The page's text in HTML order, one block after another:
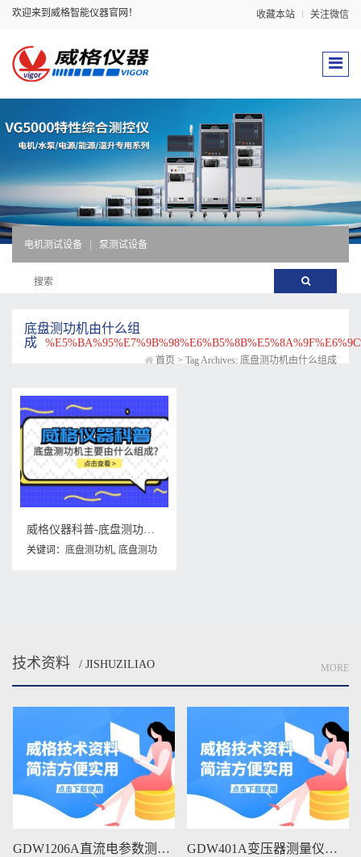
欢迎来到威格智能仪器官网！ 收藏本站 关注微信
电机测试设备 泵测试设备
底盘测功机由什么组
成
首页 > Tag Archives: 底盘测功机由什么组成
威格仪器科普-底盘测功机主要由什么组成？
关键词： 底盘测功机, 底盘测功
技术资料 / JISHUZILIAO MORE
GDW1206A直流电参数测量仪维修手册下载 GDW401A变压器测量仪维修手册下载